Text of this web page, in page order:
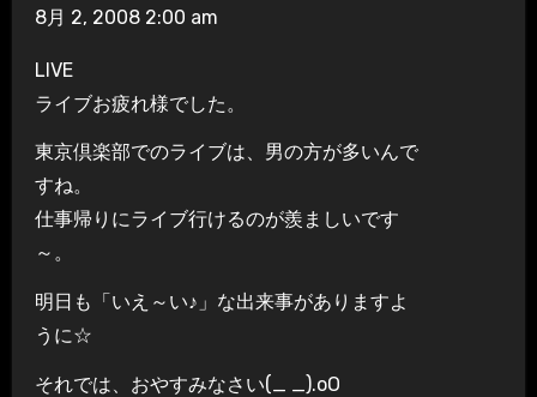
8月 2, 2008 2:00 am
LIVE
ライブお疲れ様でした。
東京倶楽部でのライブは、男の方が多いんで
すね。
仕事帰りにライブ行けるのが羨ましいです
～。
明日も「いえ～い♪」な出来事がありますよ
うに☆
それでは、おやすみなさい(_ _).oO